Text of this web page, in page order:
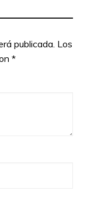
publicada. Los
*